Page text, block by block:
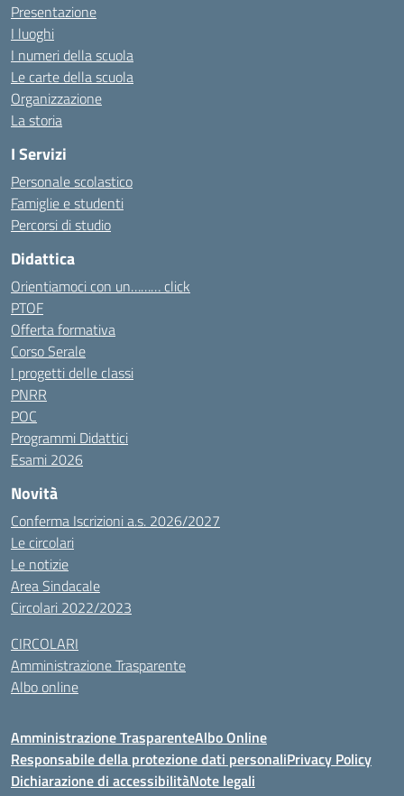
Presentazione
I luoghi
I numeri della scuola
Le carte della scuola
Organizzazione
La storia
I Servizi
Personale scolastico
Famiglie e studenti
Percorsi di studio
Didattica
Orientiamoci con un……… click
PTOF
Offerta formativa
Corso Serale
I progetti delle classi
PNRR
POC
Programmi Didattici
Esami 2026
Novità
Conferma Iscrizioni a.s. 2026/2027
Le circolari
Le notizie
Area Sindacale
Circolari 2022/2023
CIRCOLARI
Amministrazione Trasparente
Albo online
Amministrazione TrasparenteAlbo Online
Responsabile della protezione dati personaliPrivacy Policy
Dichiarazione di accessibilitàNote legali